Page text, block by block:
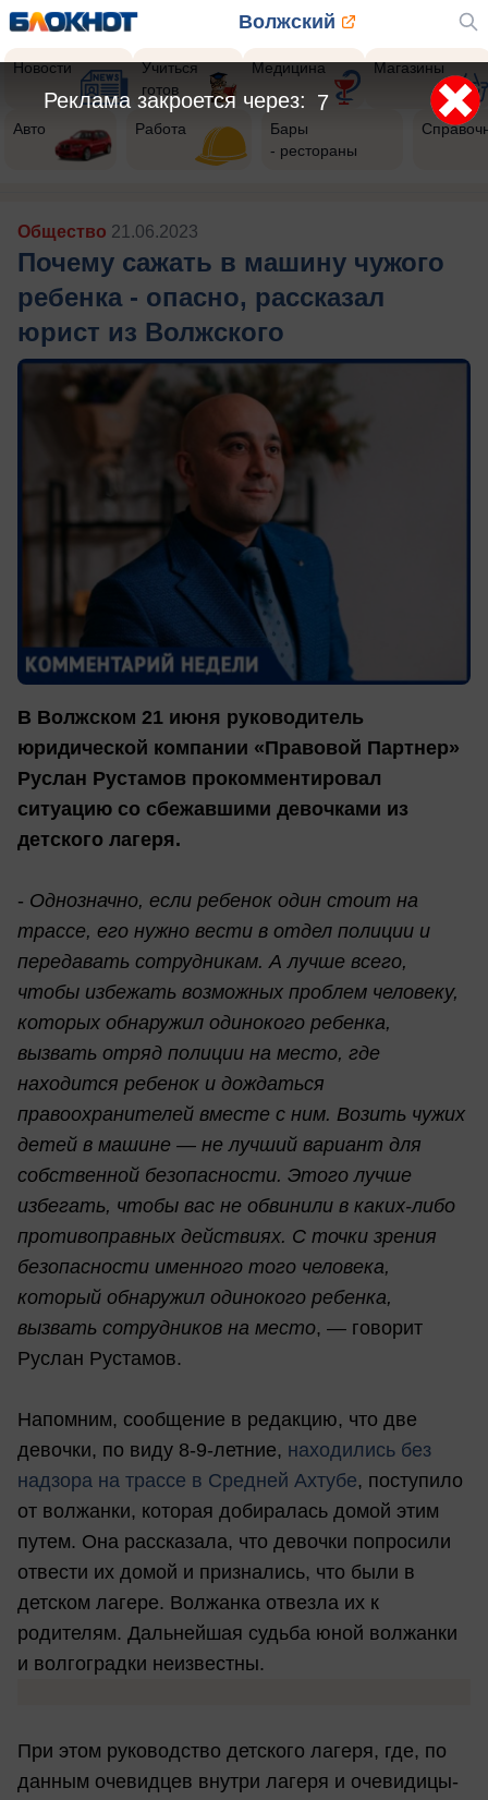
Волжский
Новости
Учиться
готов
Медицина Магазины
Авто Работа
Бары
- рестораны
Общество 21.06.2023
Почему сажать в машину чужого
ребенка - опасно, рассказал
юрист из Волжского
В Волжском 21 июня руководитель
юридической компании «Правовой Партнер»
Руслан Рустамов прокомментировал
ситуацию со сбежавшими девочками из
детского лагеря.
- Однозначно, если ребенок один стоит на
трассе, его нужно вести в отдел полиции и
передавать сотрудникам. А лучше всего,
чтобы избежать возможных проблем человеку,
которых обнаружил одинокого ребенка,
вызвать отряд полиции на место, где
находится ребенок и дождаться
правоохранителей вместе с ним. Возить чужих
детей в машине — не лучший вариант для
собственной безопасности. Этого лучше
избегать, чтобы вас не обвинили в каких-либо
противоправных действиях. С точки зрения
безопасности именного того человека,
который обнаружил одинокого ребенка,
вызвать сотрудников на место, — говорит
Руслан Рустамов.
Напомним, сообщение в редакцию, что две
девочки, по виду 8-9-летние, находились без
надзора на трассе в Средней Ахтубе, поступило
от волжанки, которая добиралась домой этим
путем. Она рассказала, что девочки попросили
отвести их домой и признались, что были в
детском лагере. Волжанка отвезла их к
родителям. Дальнейшая судьба юной волжанки
и волгоградки неизвестны.
При этом руководство детского лагеря, где, по
данным очевидцев внутри лагеря и очевидицы-
5
Реклама закроется через: